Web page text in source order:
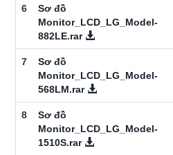
6
Sơ đồ
Monitor_LCD_LG_Model-
882LE.rar
7
Sơ đồ
Monitor_LCD_LG_Model-
568LM.rar
8
Sơ đồ
Monitor_LCD_LG_Model-
1510S.rar